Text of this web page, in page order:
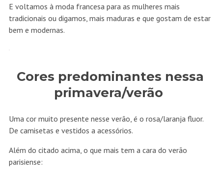
E voltamos à moda francesa para as mulheres mais
tradicionais ou digamos, mais maduras e que gostam de estar
bem e modernas.
Cores predominantes nessa
primavera/verão
Uma cor muito presente nesse verão, é o rosa/laranja fluor.
De camisetas e vestidos a acessórios.
Além do citado acima, o que mais tem a cara do verão
parisiense: